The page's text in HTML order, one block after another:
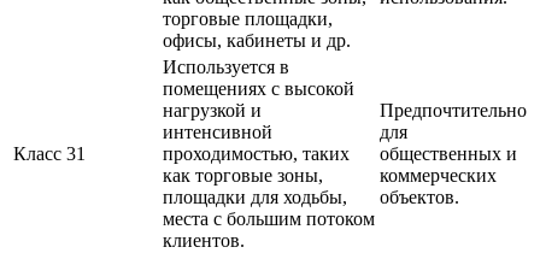
торговые площадки,
офисы, кабинеты и др.
Класс 31
Используется в
помещениях с высокой
нагрузкой и
интенсивной
проходимостью, таких
как торговые зоны,
площадки для ходьбы,
места с большим потоком
клиентов.
Предпочтительно
для
общественных и
коммерческих
объектов.